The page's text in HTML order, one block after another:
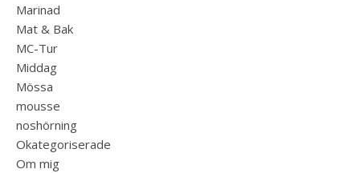
Marinad
Mat & Bak
MC-Tur
Middag
Mössa
mousse
noshörning
Okategoriserade
Om mig